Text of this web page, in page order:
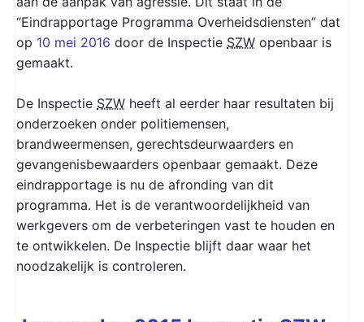
“Eindrapportage Programma Overheidsdiensten” dat
op 10 mei 2016 door de Inspectie SZW openbaar is
gemaakt.
De Inspectie SZW heeft al eerder haar resultaten bij
onderzoeken onder politiemensen,
brandweermensen, gerechtsdeurwaarders en
gevangenisbewaarders openbaar gemaakt. Deze
eindrapportage is nu de afronding van dit
programma. Het is de verantwoordelijkheid van
werkgevers om de verbeteringen vast te houden en
te ontwikkelen. De Inspectie blijft daar waar het
noodzakelijk is controleren.